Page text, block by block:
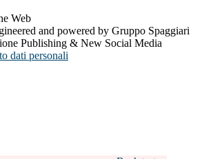
and powered by Gruppo Spaggiari
Publishing & New Social Media
dati personali